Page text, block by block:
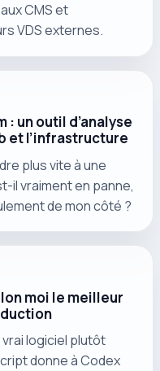
CMS et
VDS externes.
: un outil d’analyse
et l’infrastructure
plus vite à une
il vraiment en panne,
de mon côté ?
moi le meilleur
vrai logiciel plutôt
donne à Codex